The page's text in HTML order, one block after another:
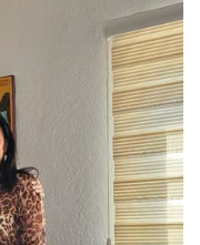
језеро